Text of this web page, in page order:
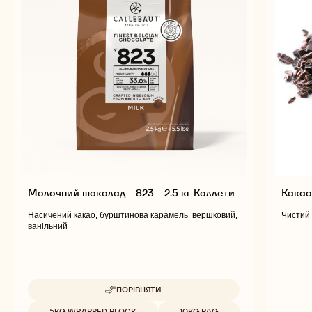
Молочний шоколад - 823 - 2.5 кг Каллети
Насичений какао, бурштинова карамель, вершковий,
ванільний
ПОРІВНЯТИ
-
Доступна упаковка
Чистий